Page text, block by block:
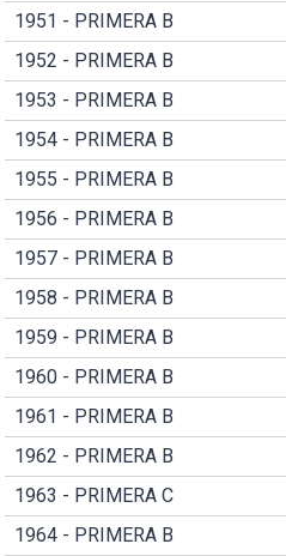
1951 - PRIMERA B
1952 - PRIMERA B
1953 - PRIMERA B
1954 - PRIMERA B
1955 - PRIMERA B
1956 - PRIMERA B
1957 - PRIMERA B
1958 - PRIMERA B
1959 - PRIMERA B
1960 - PRIMERA B
1961 - PRIMERA B
1962 - PRIMERA B
1963 - PRIMERA C
1964 - PRIMERA B